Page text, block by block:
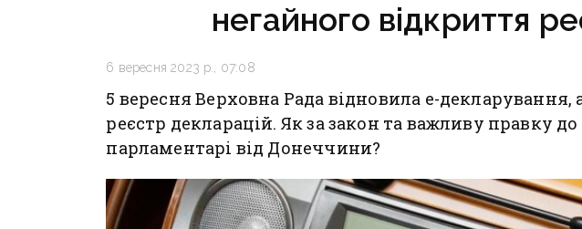
негайного відкриття
6 вересня 2023 р., 07:08
5 вересня Верховна Рада відновила е-декларування,
реєстр декларацій. Як за закон та важливу правку
парламентарі від Донеччини?